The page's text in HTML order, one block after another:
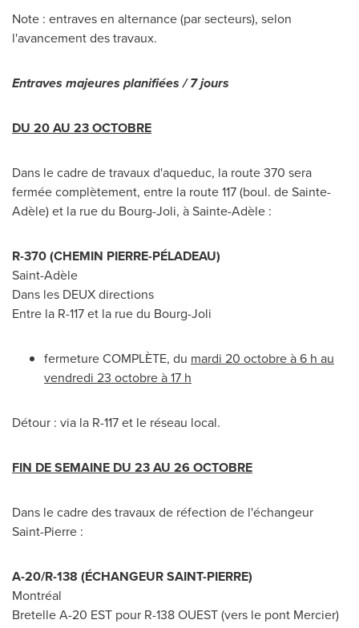
Note : entraves en alternance (par secteurs), selon
l'avancement des travaux.
Entraves majeures planifiées / 7 jours
DU 20 AU 23 OCTOBRE
Dans le cadre de travaux d'aqueduc, la route 370 sera
fermée complètement, entre la route 117 (boul. de Sainte-
Adèle) et la rue du Bourg-Joli, à Sainte-Adèle :
R-370 (CHEMIN PIERRE-PÉLADEAU)
Saint-Adèle
Dans les DEUX directions
Entre la R-117 et la rue du Bourg-Joli
fermeture COMPLÈTE, du mardi 20 octobre à 6 h au
vendredi 23 octobre à 17 h
Détour : via la R-117 et le réseau local.
FIN DE SEMAINE DU 23 AU 26 OCTOBRE
Dans le cadre des travaux de réfection de l'échangeur
Saint-Pierre :
A-20/R-138 (ÉCHANGEURSAINT-PIERRE)
Montréal
Bretelle A-20 EST pour R-138 OUEST (vers le pont Mercier)